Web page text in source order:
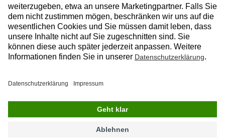
Datenschutz Impressum Kontakt
© 2026 BRZ Deutschland GmbH
FacebookInstagramLinkedinYouTube